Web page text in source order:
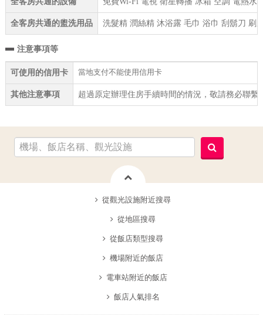
全客房共通的盥洗用品 洗髮精 潤絲精 沐浴露 毛巾 浴巾 刮鬍刀 刷
注意事項等
可使用的信用卡 當地支付不能使用信用卡
其他注意事項 超過原定辦理住房手續時間的情況，敬請務必聯繫
從觀光設施附近搜尋
從地區搜尋
從飯店類型搜尋
機場附近的飯店
電車站附近的飯店
飯店人氣排名